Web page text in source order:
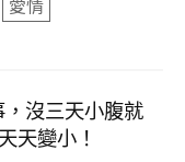
愛情
沒三天小腹就
天變小！